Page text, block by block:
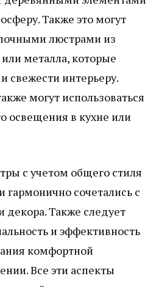
Также это могут
люстрами из
или металла, которые
свежести интерьеру.
могут использоваться
освещения в кухне или
с учетом общего стиля
гармонично сочетались с
Также следует
и эффективность
комфортной
Все эти аспекты